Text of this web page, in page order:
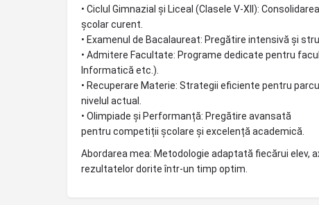
• Ciclul Gimnazial și Liceal (Clasele V-XII):
școlar curent.
• Examenul de Bacalaureat: Pregătire intensivă și
• Admitere Facultate: Programe dedicate pentru
Informatică etc.).
• Recuperare Materie: Strategii eficiente pentru
nivelul actual.
• Olimpiade și Performanță: Pregătire avansată
pentru competiții școlare și excelență academică.
Abordarea mea: Metodologie adaptată fiecărui elev,
rezultatelor dorite într-un timp optim.